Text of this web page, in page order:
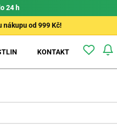
24 h
nákupu od 999 Kč!
KONTAKT